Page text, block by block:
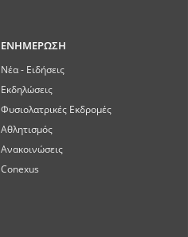
ΕΝΗΜΕΡΩΣΗ
Νέα - Ειδήσεις
Εκδηλώσεις
Φυσιολατρικές Εκδρομές
Αθλητισμός
Ανακοινώσεις
Conexus